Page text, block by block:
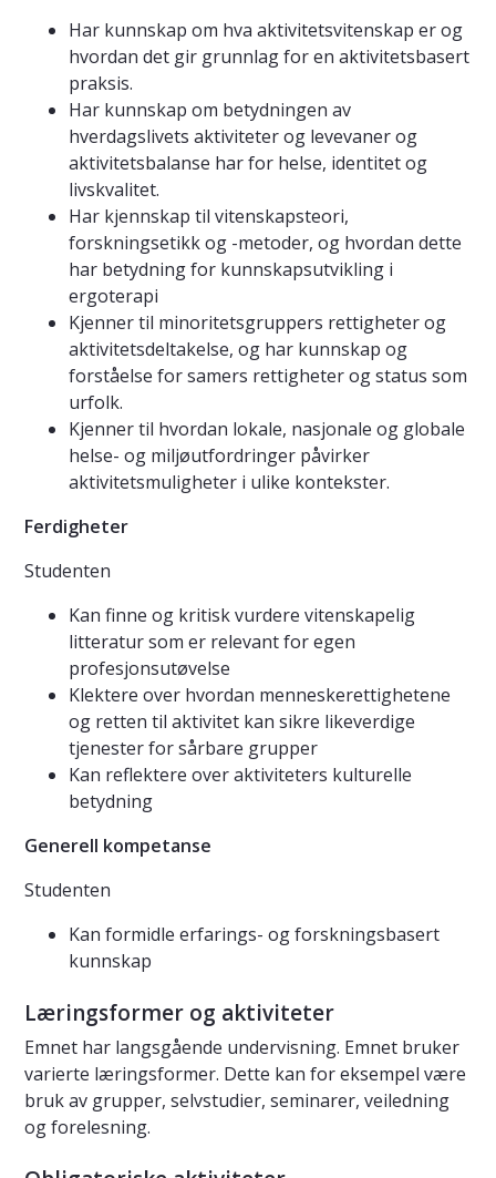
Har kunnskap om hva aktivitetsvitenskap er og
hvordan det gir grunnlag for en aktivitetsbasert
praksis.
Har kunnskap om betydningen av
hverdagslivets aktiviteter og levevaner og
aktivitetsbalanse har for helse, identitet og
livskvalitet.
Har kjennskap til vitenskapsteori,
forskningsetikk og -metoder, og hvordan dette
har betydning for kunnskapsutvikling i
ergoterapi
Kjenner til minoritetsgruppers rettigheter og
aktivitetsdeltakelse, og har kunnskap og
forståelse for samers rettigheter og status som
urfolk.
Kjenner til hvordan lokale, nasjonale og globale
helse- og miljøutfordringer påvirker
aktivitetsmuligheter i ulike kontekster.
Ferdigheter
Studenten
Kan finne og kritisk vurdere vitenskapelig
litteratur som er relevant for egen
profesjonsutøvelse
Klektere over hvordan menneskerettighetene
og retten til aktivitet kan sikre likeverdige
tjenester for sårbare grupper
Kan reflektere over aktiviteters kulturelle
betydning
Generell kompetanse
Studenten
Kan formidle erfarings- og forskningsbasert
kunnskap
Læringsformer og aktiviteter
Emnet har langsgående undervisning. Emnet bruker
varierte læringsformer. Dette kan for eksempel være
bruk av grupper, selvstudier, seminarer, veiledning
og forelesning.